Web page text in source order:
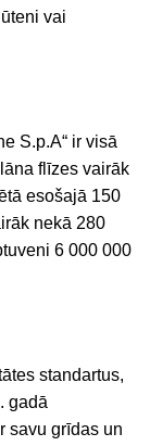
vai
S.p.A“ ir visā
flīzes vairāk
esošajā 150
nekā 280
6 000 000
standartus,
gadā
savu grīdas un